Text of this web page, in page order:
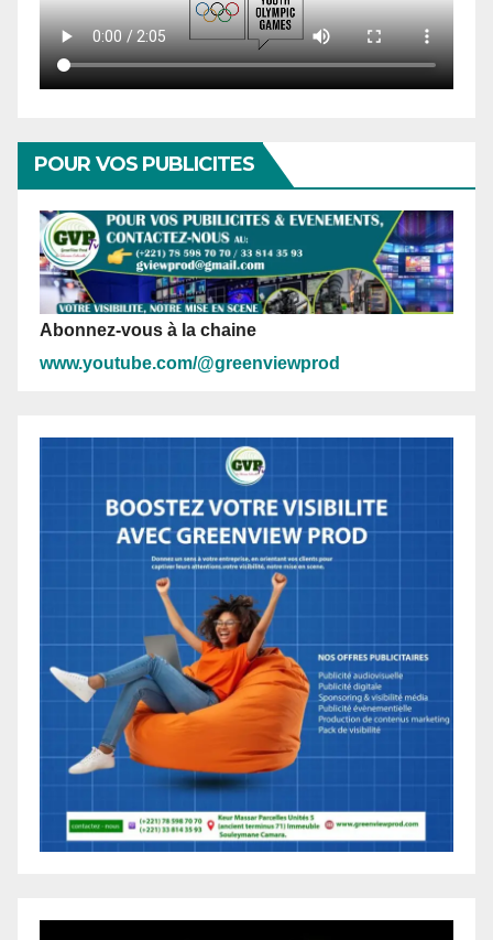
POUR VOS PUBLICITES
Abonnez-vous à la chaine
www.youtube.com/@greenviewprod